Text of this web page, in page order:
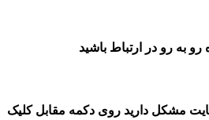
به رو در ارتباط باشید
مشکل دارید روی دکمه مقابل کلیک